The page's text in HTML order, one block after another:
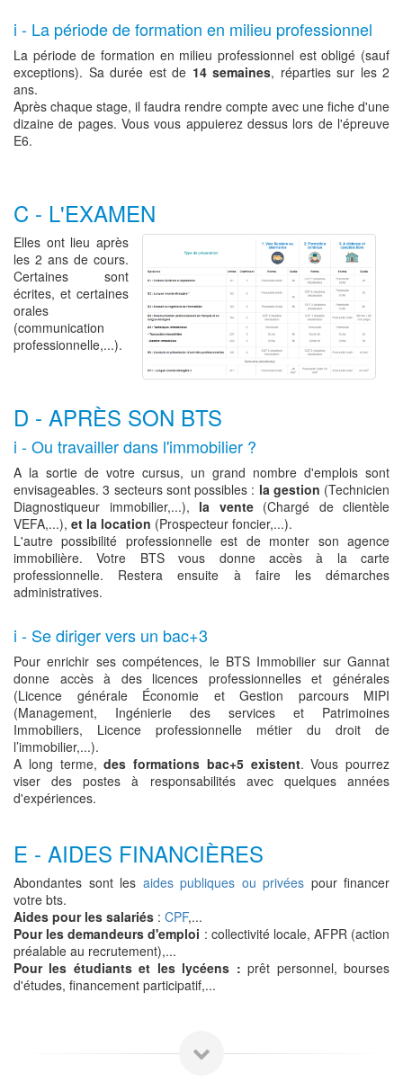
i - La période de formation en milieu professionnel
La période de formation en milieu professionnel est obligé (sauf
exceptions). Sa durée est de 14 semaines, réparties sur les 2
ans.
Après chaque stage, il faudra rendre compte avec une fiche d'une
dizaine de pages. Vous vous appuierez dessus lors de l'épreuve
E6.
C - L'EXAMEN
Elles ont lieu après
les 2 ans de cours.
Certaines sont
écrites, et certaines
orales
(communication
professionnelle,...).
D - APRÈS SON BTS
i - Ou travailler dans l'immobilier ?
A la sortie de votre cursus, un grand nombre d'emplois sont
envisageables. 3 secteurs sont possibles : la gestion (Technicien
Diagnostiqueur immobilier,...), la vente(Chargé de clientèle
VEFA,...), et la location (Prospecteur foncier,...).
L'autre possibilité professionnelle est de monter son agence
immobilière. Votre BTS vous donne accès à la carte
professionnelle. Restera ensuite à faire les démarches
administratives.
i - Se diriger vers un bac+3
Pour enrichir ses compétences, le BTS Immobilier sur Gannat
donne accès à des licences professionnelles et générales
(Licence générale Économie et Gestion parcours MIPI
(Management, Ingénierie des services et Patrimoines
Immobiliers, Licence professionnelle métier du droit de
l’immobilier,...).
A long terme,des formations bac+5 existent. Vous pourrez
viser des postes à responsabilités avec quelques années
d'expériences.
E - AIDES FINANCIÈRES
Abondantes sont les aides publiques ou privées pour financer
votre bts.
Aides pour les salariés : CPF,...
Pour les demandeurs d'emploi : collectivité locale, AFPR (action
préalable au recrutement),...
Pour les étudiants et les lycéens : prêt personnel, bourses
d'études, financement participatif,...